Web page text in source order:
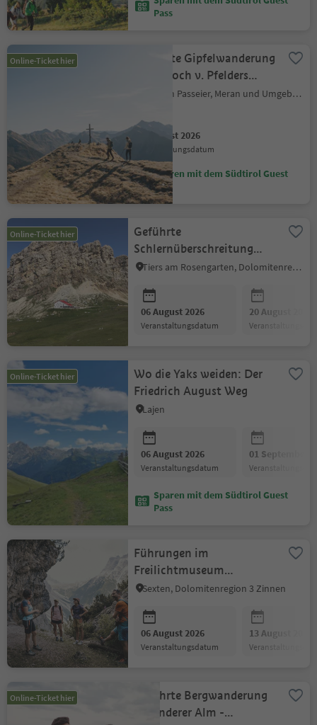
Pass
Online-Ticket hier
Geführte Gipfelwanderung
· Rauhjoch v. Pfelders
(2.926 m)
Moos in Passeier, Meran und Umgebung
06 August 2026
Veranstaltungsdatum
Sparen mit dem Südtirol Guest
Pass
Online-Ticket hier
Geführte
Schlernüberschreitung
über das Tierser Alpl
Tiers am Rosengarten, Dolomitenregion Seiser Alm
06 August 2026
Veranstaltungsdatum
20 August 2026
Online-Ticket hier
Wo die Yaks weiden: Der
Friedrich August Weg
Lajen
06 August 2026
Veranstaltungsdatum
01 September
Sparen mit dem Südtirol Guest
Pass
Führungen im
Freilichtmuseum
Rotwand - Anderter Alpe
Sexten, Dolomitenregion 3 Zinnen
06 August 2026
Veranstaltungsdatum
13 August 2026
Online-Ticket hier
Geführte Bergwanderung
Villanderer Alm -